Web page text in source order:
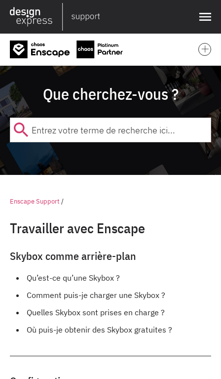
❌
Que cherchez-vous ?
Enscape Support /
Travailler avec Enscape
Skybox comme arrière-plan
Qu’est-ce qu’une Skybox ?
Comment puis-je charger une Skybox ?
Quelles Skybox sont prises en charge ?
Où puis-je obtenir des Skybox gratuites ?